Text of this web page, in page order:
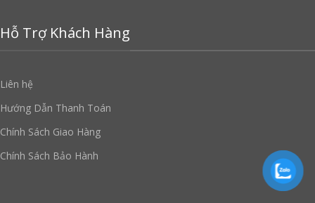
Hỗ Trợ Khách Hàng
Liên hệ
Hướng Dẫn Thanh Toán
Chính Sách Giao Hàng
Chính Sách Bảo Hành